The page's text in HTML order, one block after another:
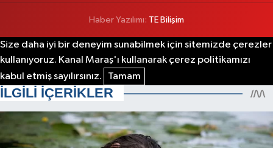
Haber Yazılımı: TE Bilişim
Size daha iyi bir deneyim sunabilmek için sitemizde çerezler
kullanıyoruz. Kanal Maraş'ı kullanarak çerez politikamızı
kabul etmiş sayılırsınız.
Tamam